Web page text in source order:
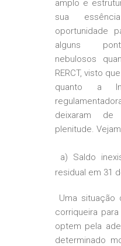
amplo e
sua
oportunidade
alguns
nebulosos
RERCT, visto
quanto a
deixaram
plenitude.
a) Saldo
residual em 31
Uma situação
corriqueira
optem pela
determinado